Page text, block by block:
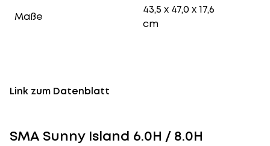
Maße
43,5 x 47,0 x 17,6
cm
Link zum Datenblatt
SMA Sunny Island 6.0H / 8.0H